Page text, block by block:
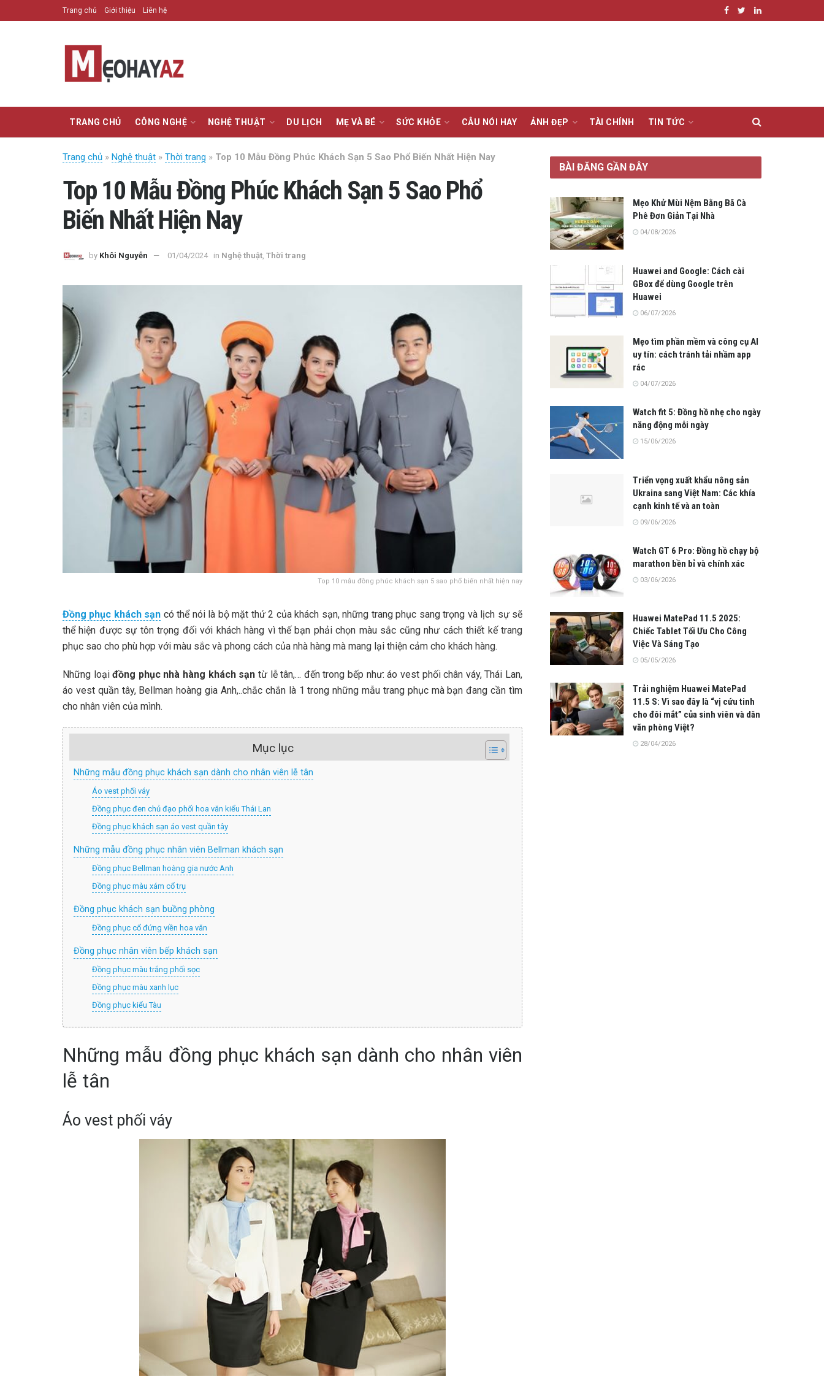
Trang chủ Giới thiệu Liên hệ
TRANG CHỦ CÔNG NGHỆ NGHỆ THUẬT DU LỊCH MẸ VÀ BÉ SỨC KHỎE CÂU NÓI HAY ẢNH ĐẸP TÀI CHÍNH TIN TỨC
Trang chủ » Nghệ thuật » Thời trang » Top 10 Mẫu Đồng Phúc Khách Sạn 5 Sao Phổ Biến Nhất Hiện Nay
Top 10 Mẫu Đồng Phúc Khách Sạn 5 Sao Phổ
Biến Nhất Hiện Nay
by Khôi Nguyễn 01/04/2024 in Nghệ thuật Thời trang
Top 10 mẫu đồng phúc khách sạn 5 sao phổ biến nhất hiện nay
Đồng phục khách sạn có thể nói là bộ mặt thứ 2 của khách sạn, những trang phục sang trọng và lịch sự sẽ
thể hiện được sự tôn trọng đối với khách hàng vì thế bạn phải chọn màu sắc cũng như cách thiết kế trang
phục sao cho phù hợp với màu sắc và phong cách của nhà hàng mà mang lại thiện cảm cho khách hàng.
Những loạiđồng phục nhà hàng khách sạn từ lễ tân,… đến trong bếp như: áo vest phối chân váy, Thái Lan,
áo vest quần tây, Bellman hoàng gia Anh,..chắc chắn là 1 trong những mẫu trang phục mà bạn đang cần tìm
cho nhân viên của mình.
Mục lục
Những mẫu đồng phục khách sạn dành cho nhân viên lễ tân
Áo vest phối váy
Đồng phục đen chủ đạo phối hoa văn kiểu Thái Lan
Đồng phục khách sạn áo vest quần tây
Những mẫu đồng phục nhân viên Bellman khách sạn
Đồng phục Bellman hoàng gia nước Anh
Đồng phục màu xám cổ trụ
Đồng phục khách sạn buồng phòng
Đồng phục cổ đứng viền hoa văn
Đồng phục nhân viên bếp khách sạn
Đồng phục màu trắng phối sọc
Đồng phục màu xanh lục
Đồng phục kiểu Tàu
Những mẫu đồng phục khách sạn dành cho nhân viên
lễ tân
Áo vest phối váy
BÀI ĐĂNG GẦN ĐÂY
Mẹo Khử Mùi Nệm Bằng Bã Cà
Phê Đơn Giản Tại Nhà
04/08/2026
Huawei and Google: Cách cài
GBox để dùng Google trên
Huawei
06/07/2026
Mẹo tìm phần mềm và công cụ AI
uy tín: cách tránh tải nhầm app
rác
04/07/2026
Watch fit 5: Đồng hồ nhẹ cho ngày
năng động mỗi ngày
15/06/2026
Triển vọng xuất khẩu nông sản
Ukraina sang Việt Nam: Các khía
cạnh kinh tế và an toàn
09/06/2026
Watch GT 6 Pro: Đồng hồ chạy bộ
marathon bền bỉ và chính xác
03/06/2026
Huawei MatePad 11.5 2025:
Chiếc Tablet Tối Ưu Cho Công
Việc Và Sáng Tạo
05/05/2026
Trải nghiệm Huawei MatePad
11.5 S: Vì sao đây là “vị cứu tinh
cho đôi mắt” của sinh viên và dân
văn phòng Việt?
28/04/2026